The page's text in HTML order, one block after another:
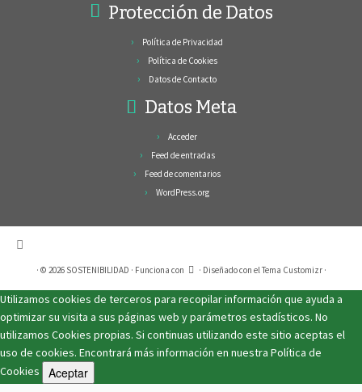
Protección de Datos
Política de Privacidad
Política de Cookies
Datos de Contacto
Datos Meta
Acceder
Feed de entradas
Feed de comentarios
WordPress.org
· © 2026 SOSTENIBILIDAD · Funciona con · Diseñado con el Tema Customizr·
Utilizamos cookies de terceros para recopilar información que ayuda a
optimizar su visita a sus páginas web y parámetros estadísticos. No
utilizamos Cookies propias. Si continuas utilizando este sitio aceptas el
uso de cookies. Encontrará más información en nuestra Política de
Cookies
Aceptar